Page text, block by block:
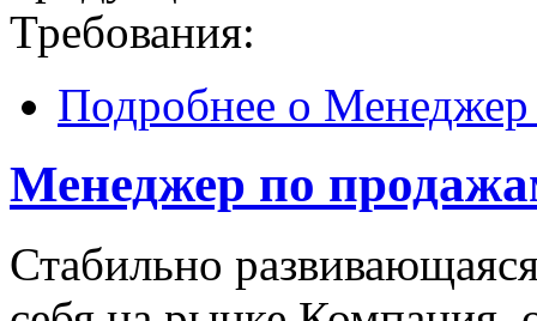
Требования:
Подробнее о Менеджер
Менеджер по
Стабильно